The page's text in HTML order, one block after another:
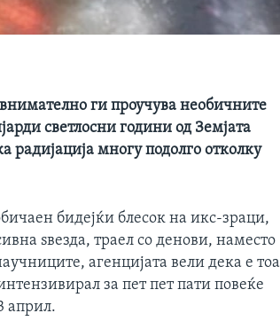
ги проучува необичните
светлосни години од Земјата
многу подолго отколку
бидејќи блесок на икс-зраци,
ѕвезда, траел со денови, наместо
агенцијата вели дека е тоа
за пет пет пати повеќе
април.